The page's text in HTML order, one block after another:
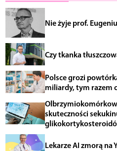
Nie żyje prof.
Czy tkanka
Polsce grozi
miliardy, tym razem
skuteczności
Lekarze AI zmorą na